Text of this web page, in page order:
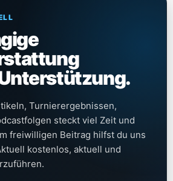
Turnierergebnissen,
steckt viel Zeit und
freiwilligen Beitrag hilfst du uns
kostenlos, aktuell und